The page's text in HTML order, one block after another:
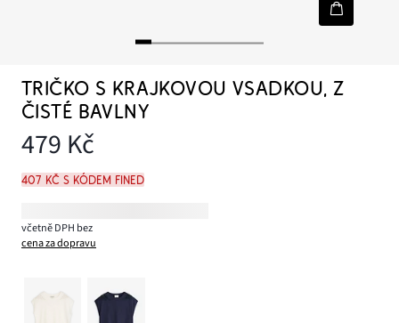
TRIČKO S KRAJKOVOU VSADKOU, Z
ČISTÉ BAVLNY
479 Kč
407 Kč s kódem FINED
včetně DPH bez
cena za dopravu